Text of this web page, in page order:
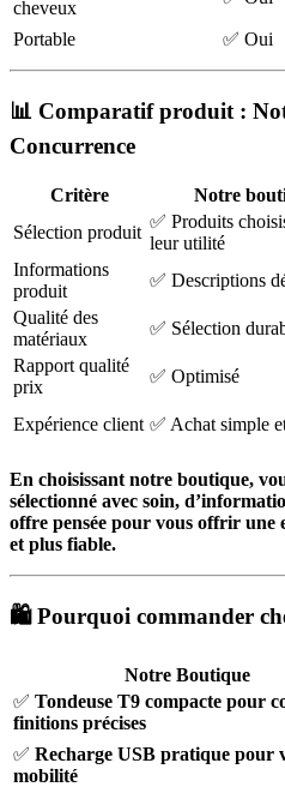
cheveux
Portable ✅ Oui
📊 Comparatif produit :
Concurrence
Critère Notre
Sélection produit
✅ Produits
leur utilité
Informations
produit
✅ Descriptions
Qualité des
matériaux
✅ Sélection
Rapport qualité
prix
✅ Optimisé
Expérience client ✅ Achat simple
En choisissant notre boutique,
sélectionné avec soin,
offre pensée pour vous offrir une
et plus fiable.
🛍️ Pourquoi commander
Notre Boutique
✅ Tondeuse T9 compacte pour
finitions précises
✅ Recharge USB pratique pour
mobilité